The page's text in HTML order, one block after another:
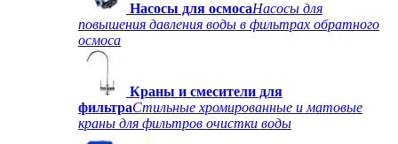
Насосы для осмосаНасосы для
повышения давления воды в фильтрах обратного
осмоса
Краны и смесители для
фильтраСтильные хромированные и матовые
краны для фильтров очистки воды